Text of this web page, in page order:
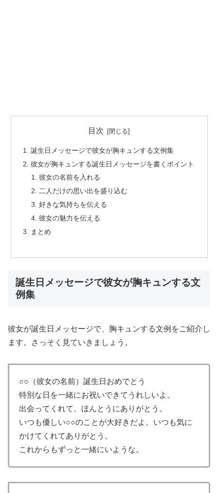
目次
誕生日メッセージで彼女が胸キュンする文例集
彼女が胸キュンする誕生日メッセージを書くポイント
彼女の名前を入れる
二人だけの思い出を盛り込む
好きな気持ちを伝える
彼女の魅力を伝える
まとめ
誕生日メッセージで彼女が胸キュンする文
例集
彼女が誕生日メッセージで、胸キュンする文例をご紹介し
ます。さっそく見ていきましょう。
○○（彼女の名前）誕生日おめでとう
特別な日を一緒にお祝いできてうれしいよ。
出会ってくれて、ほんとうにありがとう。
いつも優しい○○のことが大好きだよ。いつも気に
かけてくれてありがとう。
これからもずっと一緒にいような。